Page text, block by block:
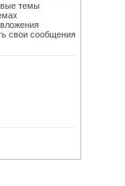
темы
свои сообщения